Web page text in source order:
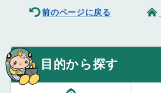
前のページに戻る
目的から探す